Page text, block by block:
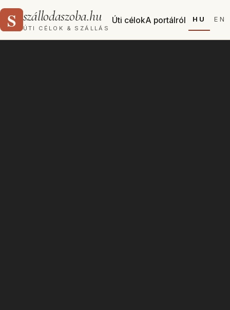
szállodaszoba.hu
ÚTI CÉLOK & SZÁLLÁS
Úti célokA portálról HU EN